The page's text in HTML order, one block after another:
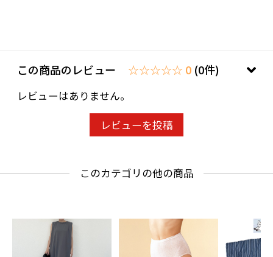
この商品のレビュー ☆☆☆☆☆ 0 (0件)
レビューはありません。
レビューを投稿
このカテゴリの他の商品